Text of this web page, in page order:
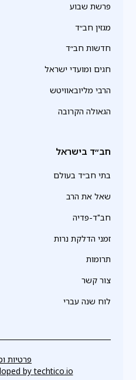
פרשת שבוע
מגזין חב״ד
חדשות חב״ד
חגים ומועדי ישראל
הרבי מליובאוויטש
הגאולה הקרובה
חב״ד בישראל
בתי חב״ד בעולם
שאל את הרב
חב"ד-פדיה
זמני הדלקת נרות
תרומות
צור קשר
לוח שנה עברי
פרטיות
bytechtico.io